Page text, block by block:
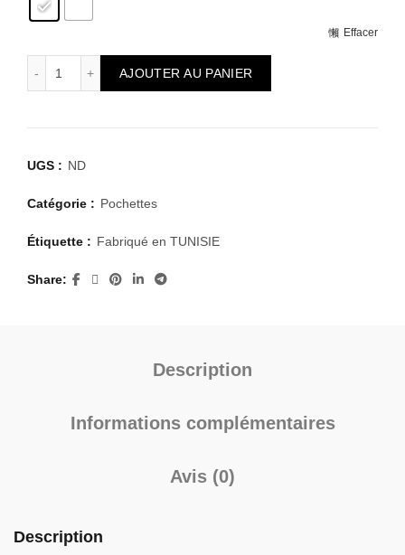
Effacer
AJOUTER AU PANIER
UGS : ND
Catégorie : Pochettes
Étiquette : Fabriqué en TUNISIE
Share
Description
Informations complémentaires
Avis (0)
Description